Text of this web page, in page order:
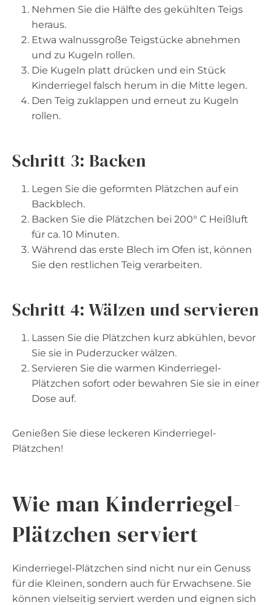
Nehmen Sie die Hälfte des gekühlten Teigs
heraus.
Etwa walnussgroße Teigstücke abnehmen
und zu Kugeln rollen.
Die Kugeln platt drücken und ein Stück
Kinderriegel falsch herum in die Mitte legen.
Den Teig zuklappen und erneut zu Kugeln
rollen.
Schritt 3: Backen
Legen Sie die geformten Plätzchen auf ein
Backblech.
Backen Sie die Plätzchen bei 200° C Heißluft
für ca. 10 Minuten.
Während das erste Blech im Ofen ist, können
Sie den restlichen Teig verarbeiten.
Schritt 4: Wälzen und servieren
Lassen Sie die Plätzchen kurz abkühlen, bevor
Sie sie in Puderzucker wälzen.
Servieren Sie die warmen Kinderriegel-
Plätzchen sofort oder bewahren Sie sie in einer
Dose auf.
Genießen Sie diese leckeren Kinderriegel-
Plätzchen!
Wie man Kinderriegel-
Plätzchen serviert
Kinderriegel-Plätzchen sind nicht nur ein Genuss
für die Kleinen, sondern auch für Erwachsene. Sie
können vielseitig serviert werden und eignen sich